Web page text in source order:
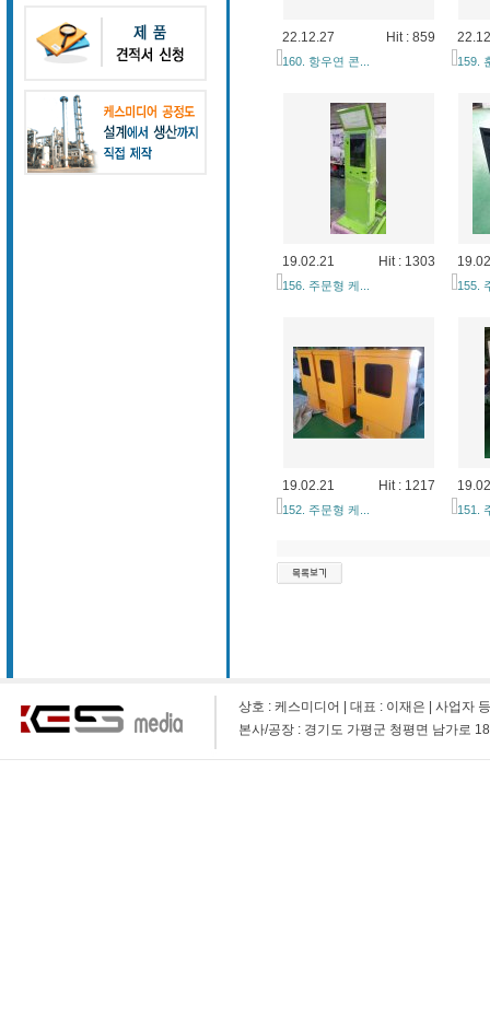
22.12.27 Hit : 859
160. 항우연 콘... 159.
19.02.21 Hit : 1303
156. 주문형 케... 155.
19.02.21 Hit : 1217
152. 주문형 케... 151.
상호 : 케스미디어 | 대표 : 이재은 | 사업자
본사/공장 : 경기도 가평군 청평면 남가로